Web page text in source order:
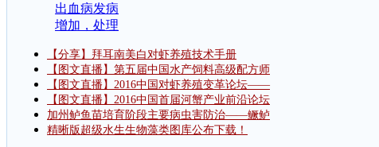
出血病发病
增加，处理
【分享】拜耳南美白对虾养殖技术手册
【图文直播】第五届中国水产饲料高级配方师
【图文直播】2016中国对虾养殖变革论坛——
【图文直播】2016中国首届河蟹产业前沿论坛
加州鲈鱼苗培育阶段主要病虫害防治——鳜鲈
精晰版超级水生生物藻类图库公布下载！